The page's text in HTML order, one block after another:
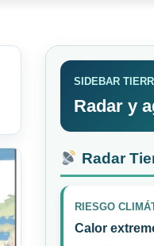
SIDEBAR
Radar y
Radar
RIESGO
Calor